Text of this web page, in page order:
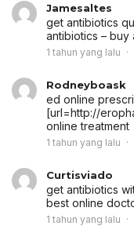
Jamesaltes
get antibiotics
antibiotics – buy
1 tahun yang lalu
Rodneyboask
ed online
[url=http://
online treatment
1 tahun yang lalu
Curtisviado
get antibiotics
best online
1 tahun yang lalu